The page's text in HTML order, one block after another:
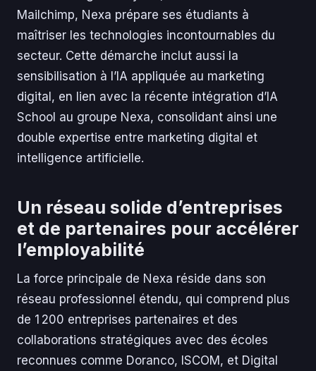
Mailchimp, Nexa prépare ses étudiants à
maîtriser les technologies incontournables du
secteur. Cette démarche inclut aussi la
sensibilisation à l’IA appliquée au marketing
digital, en lien avec la récente intégration d’IA
School au groupe Nexa, consolidant ainsi une
double expertise entre marketing digital et
intelligence artificielle.
Un réseau solide d’entreprises
et de partenaires pour accélérer
l’employabilité
La force principale de Nexa réside dans son
réseau professionnel étendu, qui comprend plus
de 1 200 entreprises partenaires et des
collaborations stratégiques avec des écoles
reconnues comme Doranco, ISCOM, et Digital